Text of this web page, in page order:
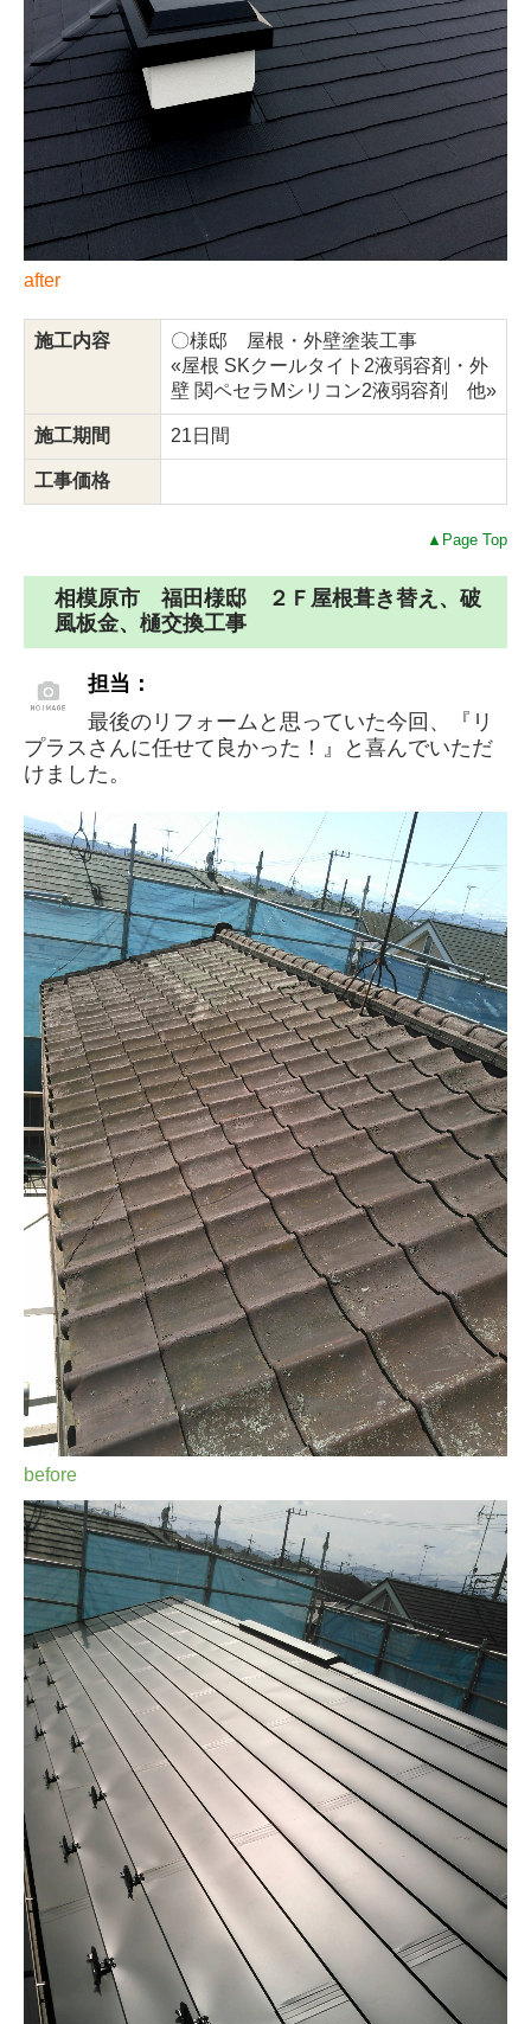
after
施工内容
〇様邸 屋根・外壁塗装工事
«屋根 SKクールタイト2液弱容剤・外
壁 関ペセラMシリコン2液弱容剤 他»
施工期間 21日間
工事価格
▲Page Top
相模原市 福田様邸 ２Ｆ屋根葺き替え、破
風板金、樋交換工事
担当：
最後のリフォームと思っていた今回、『リ
プラスさんに任せて良かった！』と喜んでいただ
けました。
before